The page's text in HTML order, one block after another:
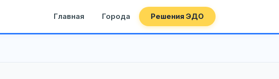
Главная Города Решения ЭДО